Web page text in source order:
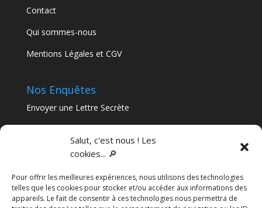
Salut, c'est nous ! Les
cookies... 🔎
Pour offrir les meilleures expériences, nous utilisons des technologies
telles que les cookies pour stocker et/ou accéder aux informations des
appareils. Le fait de consentir à ces technologies nous permettra de
Contact
Qui sommes-nous
Mentions Légales et CGV
Nos Enquêtes
Envoyer une Lettre Secrète
Séminaire immersif en Nouvelle-Aquitaine : le guide
complet pour sortir de l’ordinaire